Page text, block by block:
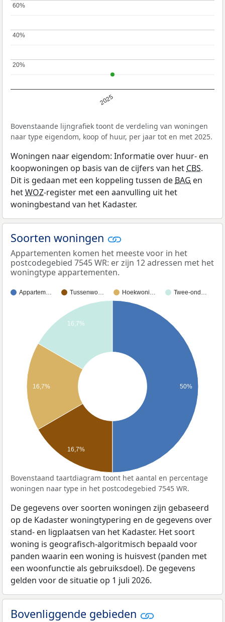
2025
20%
20%
40%
40%
60%
60%
Bovenstaande lijngrafiek toont de verdeling van woningen
naar type eigendom, koop of huur, per jaar tot en met 2025.
Woningen naar eigendom: Informatie over huur- en
koopwoningen op basis van de cijfers van het CBS.
Dit is gedaan met een koppeling tussen de BAG en
hetWOZ-register met een aanvulling uit het
woningbestand van het Kadaster.
Soorten woningen
Appartementen komen het meeste voor in het
postcodegebied 7545 WR: er zijn 12 adressen met het
woningtype appartementen.
Appartem… Tussenwo… Hoekwoni… Twee-ond…
16,7%
16,7%
16,7%
50%
Bovenstaand taartdiagram toont het aantal en percentage
woningen naar type in het postcodegebied 7545 WR.
De gegevens over soorten woningen zijn gebaseerd
op de Kadaster woningtypering en de gegevens over
stand- en ligplaatsen van het Kadaster. Het soort
woning is geografisch-algoritmisch bepaald voor
panden waarin een woning is huisvest (panden met
een woonfunctie als gebruiksdoel). De gegevens
gelden voor de situatie op 1 juli 2026.
Bovenliggende gebieden